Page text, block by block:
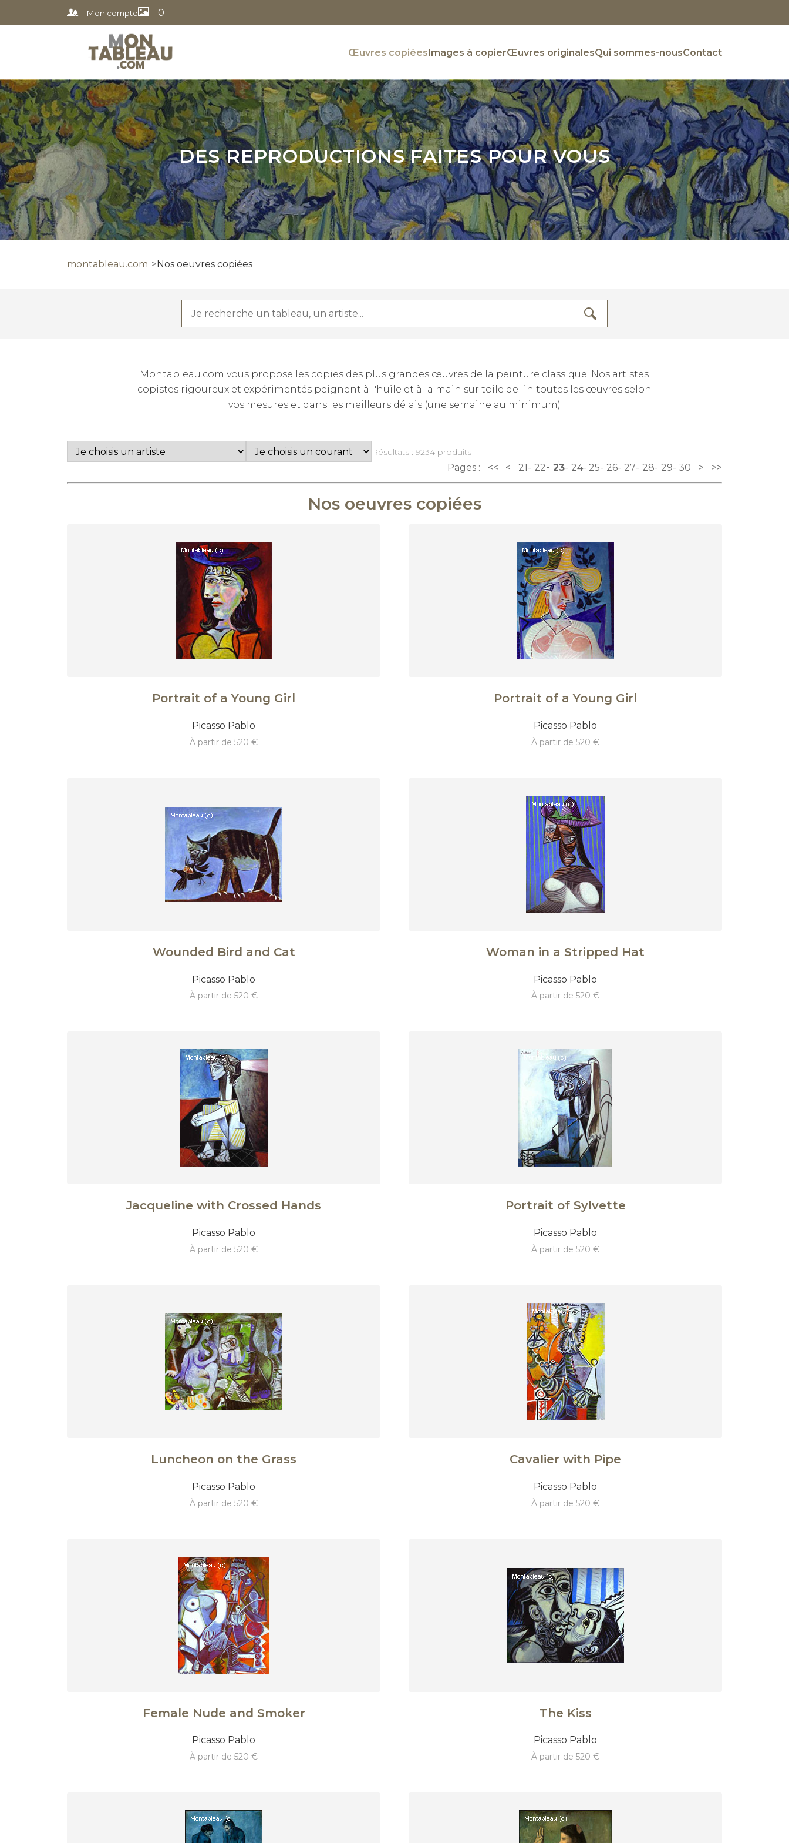
Mon compte 0
Œuvres copiéesImages à copierŒuvres originalesQui sommes-nousContact
DES REPRODUCTIONS FAITES POUR VOUS
montableau.com Nos oeuvres copiées
Montableau.com vous propose les copies des plus grandes œuvres de la peinture classique. Nos artistes
copistes rigoureux et expérimentés peignent à l'huile et à la main sur toile de lin toutes les œuvres selon
vos mesures et dans les meilleurs délais (une semaine au minimum)
Résultats : 9234 produits
Pages : << < 21 22 23 24 25 26 27 28 29 30 > >>
Nos oeuvres copiées
Portrait of a Young Girl
Picasso Pablo
à partir de 520 €
Portrait of a Young Girl
Picasso Pablo
à partir de 520 €
Wounded Bird and Cat
Picasso Pablo
à partir de 520 €
Woman in a Stripped Hat
Picasso Pablo
à partir de 520 €
Jacqueline with Crossed Hands
Picasso Pablo
à partir de 520 €
Portrait of Sylvette
Picasso Pablo
à partir de 520 €
Luncheon on the Grass
Picasso Pablo
à partir de 520 €
Cavalier with Pipe
Picasso Pablo
à partir de 520 €
Female Nude and Smoker
Picasso Pablo
à partir de 520 €
The Kiss
Picasso Pablo
à partir de 520 €